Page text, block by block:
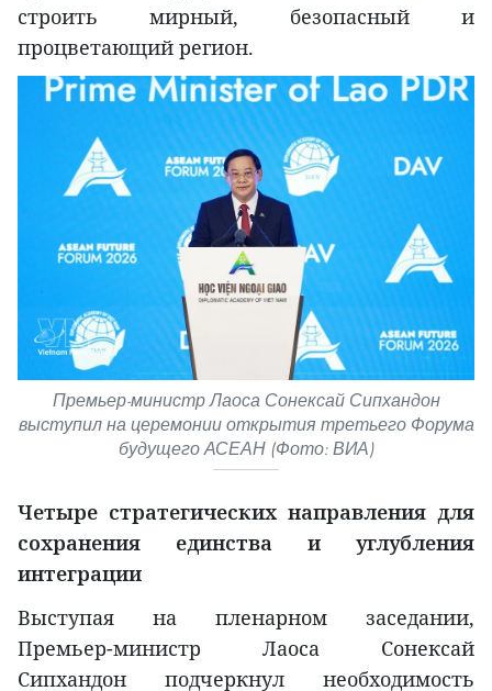
строить мирный, безопасный и
процветающий регион.
Премьер-министр Лаоса Сонексай Сипхандон
выступил на церемонии открытия третьего Форума
будущего АСЕАН (Фото: ВИА)
Четыре стратегических направления для
сохранения единства и углубления
интеграции
Выступая на пленарном заседании,
Премьер-министр Лаоса Сонексай
Сипхандон подчеркнул необходимость